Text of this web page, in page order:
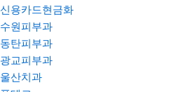
신용카드현금화
수원피부과
동탄피부과
광교피부과
울산치과